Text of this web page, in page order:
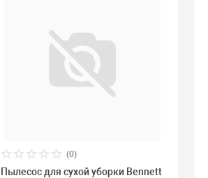
(0)
Пылесос для сухой уборки Bennett